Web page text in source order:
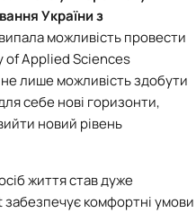
України з
можливість провести
of Applied Sciences
лише можливість здобути
себе нові горизонти,
новий рівень
життя став дуже
комфортні умови